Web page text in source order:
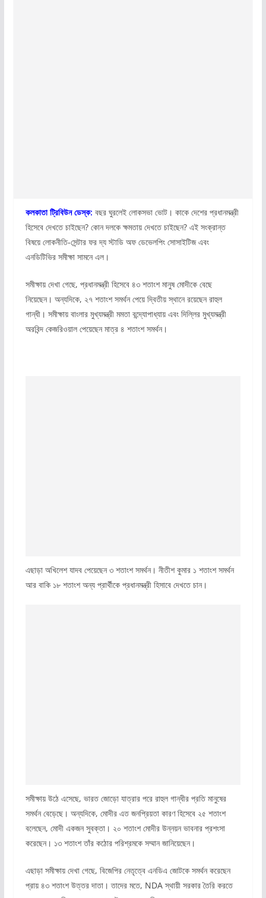
কলকাতা ট্রিবিউন ডেস্ক: বছর ঘুরলেই লোকসভা ভোট। কাকে দেশের প্রধানমন্ত্রী
হিসেবে দেখতে চাইছেন? কোন দলকে ক্ষমতায় দেখতে চাইছেন? এই সংক্রান্ত
বিষয়ে লোকনীতি-সেন্টার ফর দ্য স্টাডি অফ ডেভেলপিং সোসাইটিজ এবং
এনডিটিভির সমীক্ষা সামনে এল।
সমীক্ষায় দেখা গেছে, প্রধানমন্ত্রী হিসেবে ৪৩ শতাংশ মানুষ মোদীকে বেছে
নিয়েছেন। অন্যদিকে, ২৭ শতাংশ সমর্থন পেয়ে দ্বিতীয় স্থানে রয়েছেন রাহুল
গান্ধী। সমীক্ষায় বাংলার মুখ্যমন্ত্রী মমতা বন্দ্যোপাধ্যায় এবং দিল্লির মুখ্যমন্ত্রী
অরবিন্দ কেজরিওয়াল পেয়েছেন মাত্র ৪ শতাংশ সমর্থন।
এছাড়া অখিলেশ যাদব পেয়েছেন ৩ শতাংশ সমর্থন। নীতীশ কুমার ১ শতাংশ সমর্থন
আর বাকি ১৮ শতাংশ অন্য প্রার্থীকে প্রধানমন্ত্রী হিসাবে দেখতে চান।
সমীক্ষায় উঠে এসেছে, ভারত জোড়ো যাত্রার পরে রাহুল গান্ধীর প্রতি মানুষের
সমর্থন বেড়েছে। অন্যদিকে, মোদীর এত জনপ্রিয়তা কারণ হিসেবে ২৫ শতাংশ
বলেছেন, মোদী একজন সুবক্তা। ২০ শতাংশ মোদীর উন্নয়ন ভাবনার প্রশংসা
করেছেন। ১৩ শতাংশ তাঁর কঠোর পরিশ্রমকে সম্মান জানিয়েছেন।
এছাড়া সমীক্ষায় দেখা গেছে, বিজেপির নেতৃত্বে এনডিএ জোটকে সমর্থন করেছেন
প্রায় ৪৩ শতাংশ উত্তর দাতা। তাদের মতে, NDA স্থায়ী সরকার তৈরি করতে